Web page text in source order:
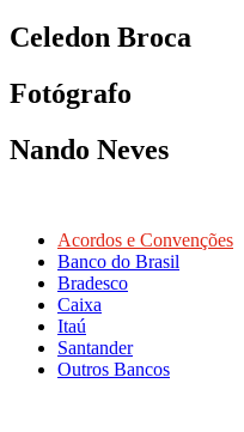
Celedon Broca
Fotógrafo
Nando Neves
Acordos e Convenções
Banco do Brasil
Bradesco
Caixa
Itaú
Santander
Outros Bancos